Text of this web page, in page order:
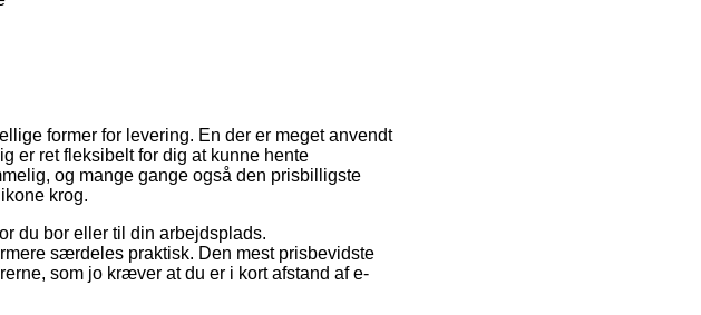
former for levering. En der er meget anvendt
er ret fleksibelt for dig at kunne hente
og mange gange også den prisbilligste
krog.
du bor eller til din arbejdsplads.
særdeles praktisk. Den mest prisbevidste
som jo kræver at du er i kort afstand af e-